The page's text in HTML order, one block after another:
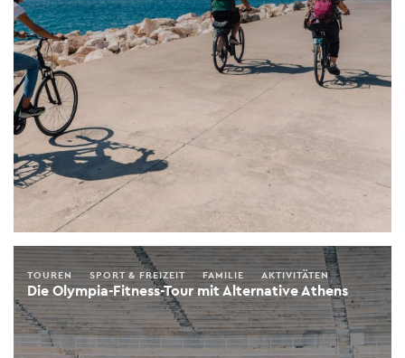
Die Olympia-Fitness-Tour mit Alternative Athens
TOUREN SPORT & FREIZEIT FAMILIE AKTIVITÄTEN